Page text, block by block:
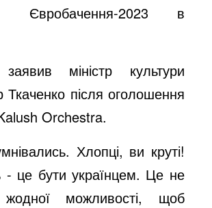
Євробачення-2023 в
міністр культури
після оголошення
Orchestra.
Хлопці, ви круті!
- це бути українцем. Це не
жодної можливості, щоб